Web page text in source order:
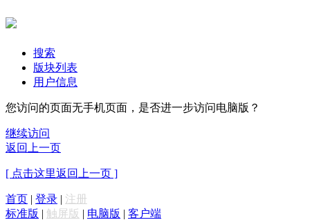
搜索
版块列表
用户信息
您访问的页面无手机页面，是否进一步访问电脑版？
继续访问
返回上一页
[ 点击这里返回上一页 ]
首页 | 登录 | 注册
标准版 | 触屏版 | 电脑版 | 客户端